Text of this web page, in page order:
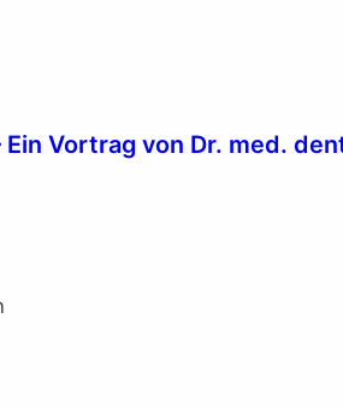
Vortrag von Dr. med.